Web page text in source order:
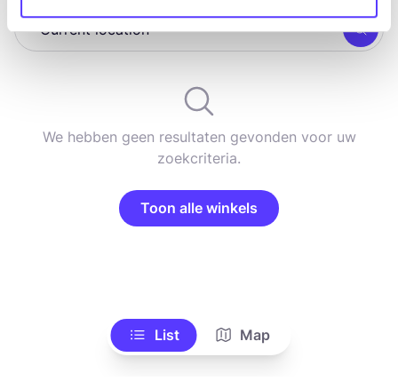
Zoek
We hebben geen resultaten gevonden voor uw
zoekcriteria.
Toon alle winkels
List Map